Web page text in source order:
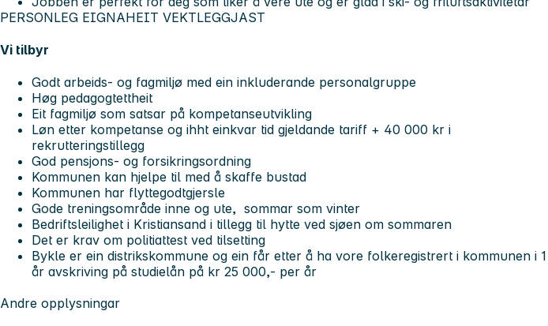
PERSONLEG EIGNAHEIT VEKTLEGGJAST
Vi tilbyr
Godt arbeids- og fagmiljø med ein inkluderande personalgruppe
Høg pedagogtettheit
Eit fagmiljø som satsar på kompetanseutvikling
Løn etter kompetanse og ihht einkvar tid gjeldande tariff + 40 000 kr i
rekrutteringstillegg
God pensjons- og forsikringsordning
Kommunen kan hjelpe til med å skaffe bustad
Kommunen har flyttegodtgjersle
Gode treningsområde inne og ute, sommar som vinter
Bedriftsleilighet i Kristiansand i tillegg til hytte ved sjøen om sommaren
Det er krav om politiattest ved tilsetting
Bykle er ein distrikskommune og ein får etter å ha vore folkeregistrert i kommunen i 1
år avskriving på studielån på kr 25 000,- per år
Andre opplysningar